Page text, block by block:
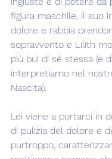
figura maschile, il suo
dolore e rabbia
sopravvento e Lilith
più bui di sé stessa (e
interpretiamo nel
Nascita).
Lei viene a portarci in
di pulizia del dolore e
purtroppo,